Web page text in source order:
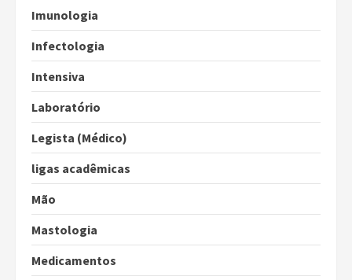
Imunologia
Infectologia
Intensiva
Laboratório
Legista (Médico)
ligas acadêmicas
Mão
Mastologia
Medicamentos